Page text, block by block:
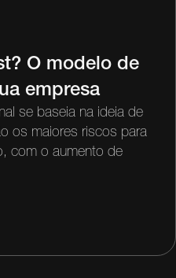
O modelo de
empresa
se baseia na ideia de
os maiores riscos para
com o aumento de